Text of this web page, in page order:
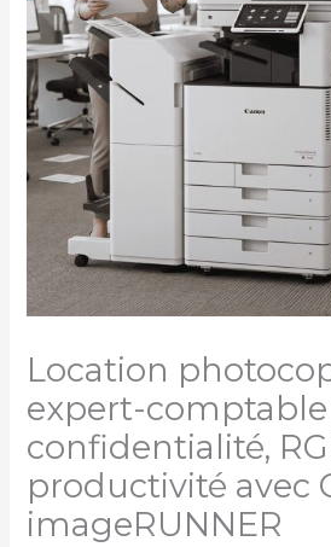
Location
expert-comptable
confidentialité,
productivité avec
imageRUNNER